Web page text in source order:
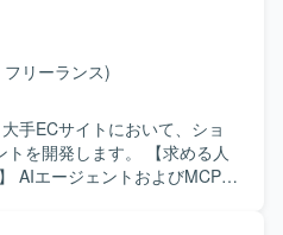
リーランス)
します。 【求める人